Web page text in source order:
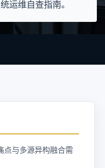
运维自查指南。
点与多源异构融合需